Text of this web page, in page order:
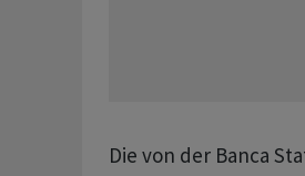
Die von der Banca